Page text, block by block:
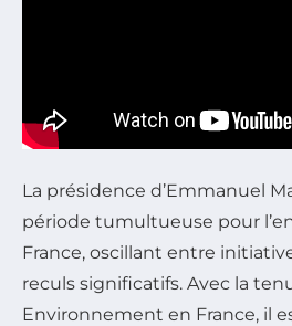
La présidence d’Emmanuel
période tumultueuse pour
France, oscillant entre
reculs significatifs. Avec la
Environnement en France, il